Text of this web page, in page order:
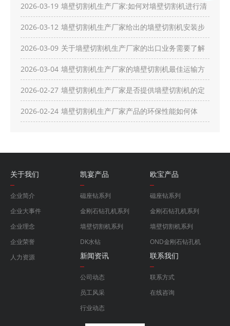
容？
2026-03-19 墙壁切割机生产厂家:如何对墙壁切割机进行清
洁维护？
2026-03-12 墙壁切割机生产厂家给出的墙壁切割机安装步
骤有哪些？
2026-03-09 关于墙壁切割机生产厂家的出口业务需要了解
哪些流程？
2026-03-04 墙壁切割机生产厂家的墙壁切割机最佳运输方
式是什么？
2026-02-27 墙壁切割机生产厂家是否提供墙壁切割机的定
制服务？
2026-02-24 墙壁切割机生产厂家产品的环保性能如何体
关于我们
企业简介
企业大事件
企业理念
企业荣誉
人力资源
凯宴产品
磁座钻系列
金刚石钻孔机系列
墙壁切割机系列
DK水钻
欧宝产品
磁座钻系列
金刚石钻孔机系列
墙壁切割机系列
OND金刚石钻孔机
新闻资讯
公司动态
员工风采
行业动态
联系我们
联系方式
在线咨询